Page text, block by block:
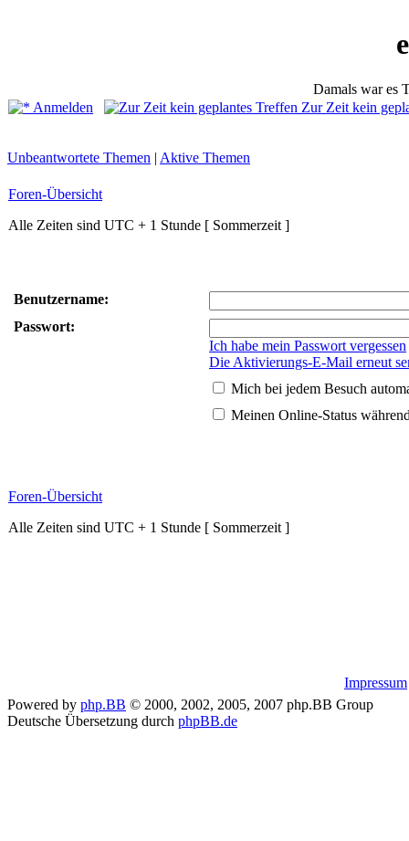
Damals war es
Anmelden
Zur Zeit kein
Unbeantwortete Themen | Aktive Themen
Foren-Übersicht
Alle Zeiten sind UTC + 1 Stunde [ Sommerzeit ]
Benutzername:
Passwort:
Ich habe mein Passwort vergessen
Die Aktivierungs-E-Mail erneut
Mich bei jedem Besuch
Meinen Online-Status
Foren-Übersicht
Alle Zeiten sind UTC + 1 Stunde [ Sommerzeit ]
Impressum
Powered by php.BB © 2000, 2002, 2005, 2007 php.BB Group
Deutsche Übersetzung durch phpBB.de